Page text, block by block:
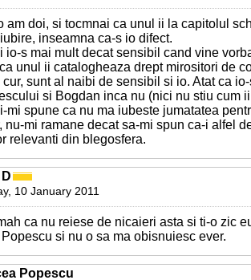
am doi, si tocmnai ca unul ii la capitolul
inseamna ca-s io difect.
io-s mai mult decat sensibil cand vine
unul ii catalogheaza drept mirositori de
sunt al naibi de sensibil si io. Atat ca
si Bogdan inca nu (nici nu stiu cum
mi spune ca nu ma iubeste jumatatea
nu-mi ramane decat sa-mi spun ca-i alfel
relevanti din blegosfera.
10 January 2011
ca nu reiese de nicaieri asta si ti-o zic
si nu o sa ma obisnuiesc ever.
Popescu